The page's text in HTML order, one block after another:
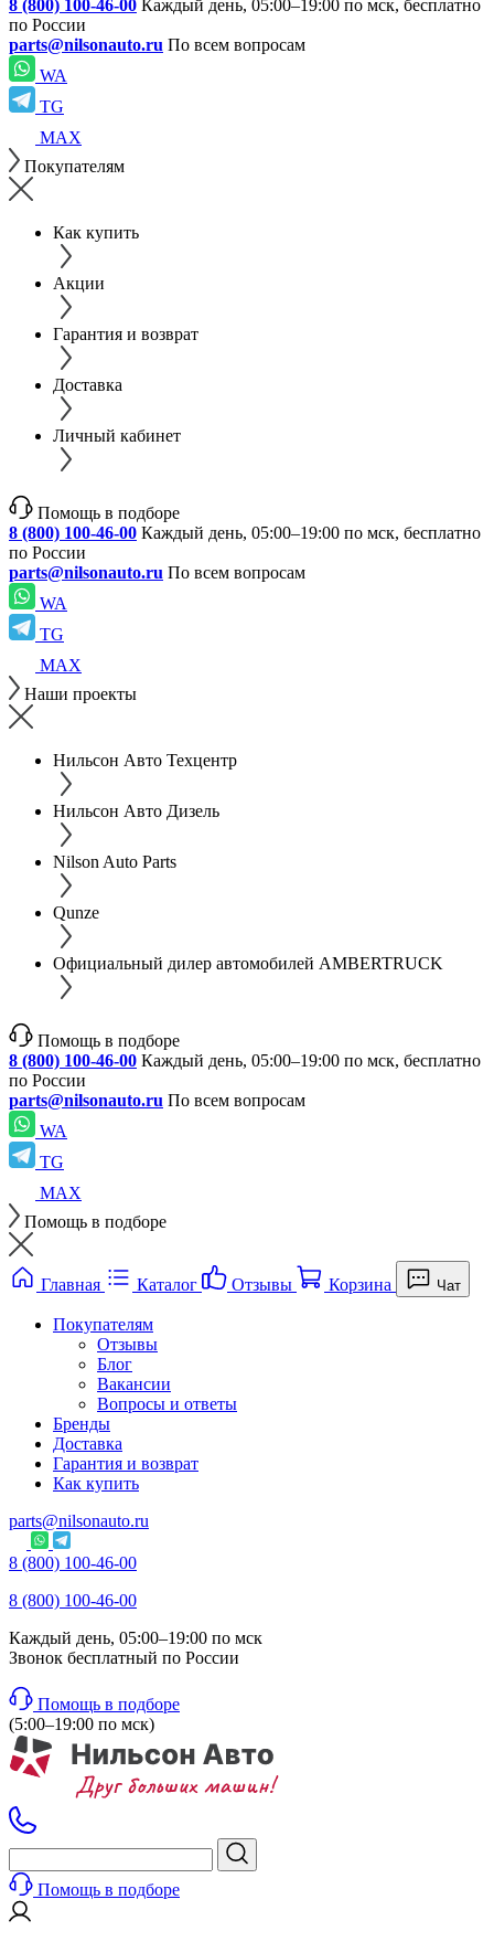
8 (800) 100-46-00 Каждый день, 05:00–19:00 по мск, бесплатно
по России
parts@nilsonauto.ru По всем вопросам
WA
TG
MAX
Покупателям
Как купить
Акции
Гарантия и возврат
Доставка
Личный кабинет
Помощь в подборе
8 (800) 100-46-00 Каждый день, 05:00–19:00 по мск, бесплатно
по России
parts@nilsonauto.ru По всем вопросам
WA
TG
MAX
Наши проекты
Нильсон Авто Техцентр
Нильсон Авто Дизель
Nilson Auto Parts
Qunze
Официальный дилер автомобилей AMBERTRUCK
Помощь в подборе
8 (800) 100-46-00 Каждый день, 05:00–19:00 по мск, бесплатно
по России
parts@nilsonauto.ru По всем вопросам
WA
TG
MAX
Помощь в подборе
Главная Каталог Отзывы Корзина Чат
Покупателям
Отзывы
Блог
Вакансии
Вопросы и ответы
Бренды
Доставка
Гарантия и возврат
Как купить
parts@nilsonauto.ru
8 (800) 100-46-00
8 (800) 100-46-00
Каждый день, 05:00–19:00 по мск
Звонок бесплатный по России
Помощь в подборе
(5:00–19:00 по мск)
Помощь в подборе